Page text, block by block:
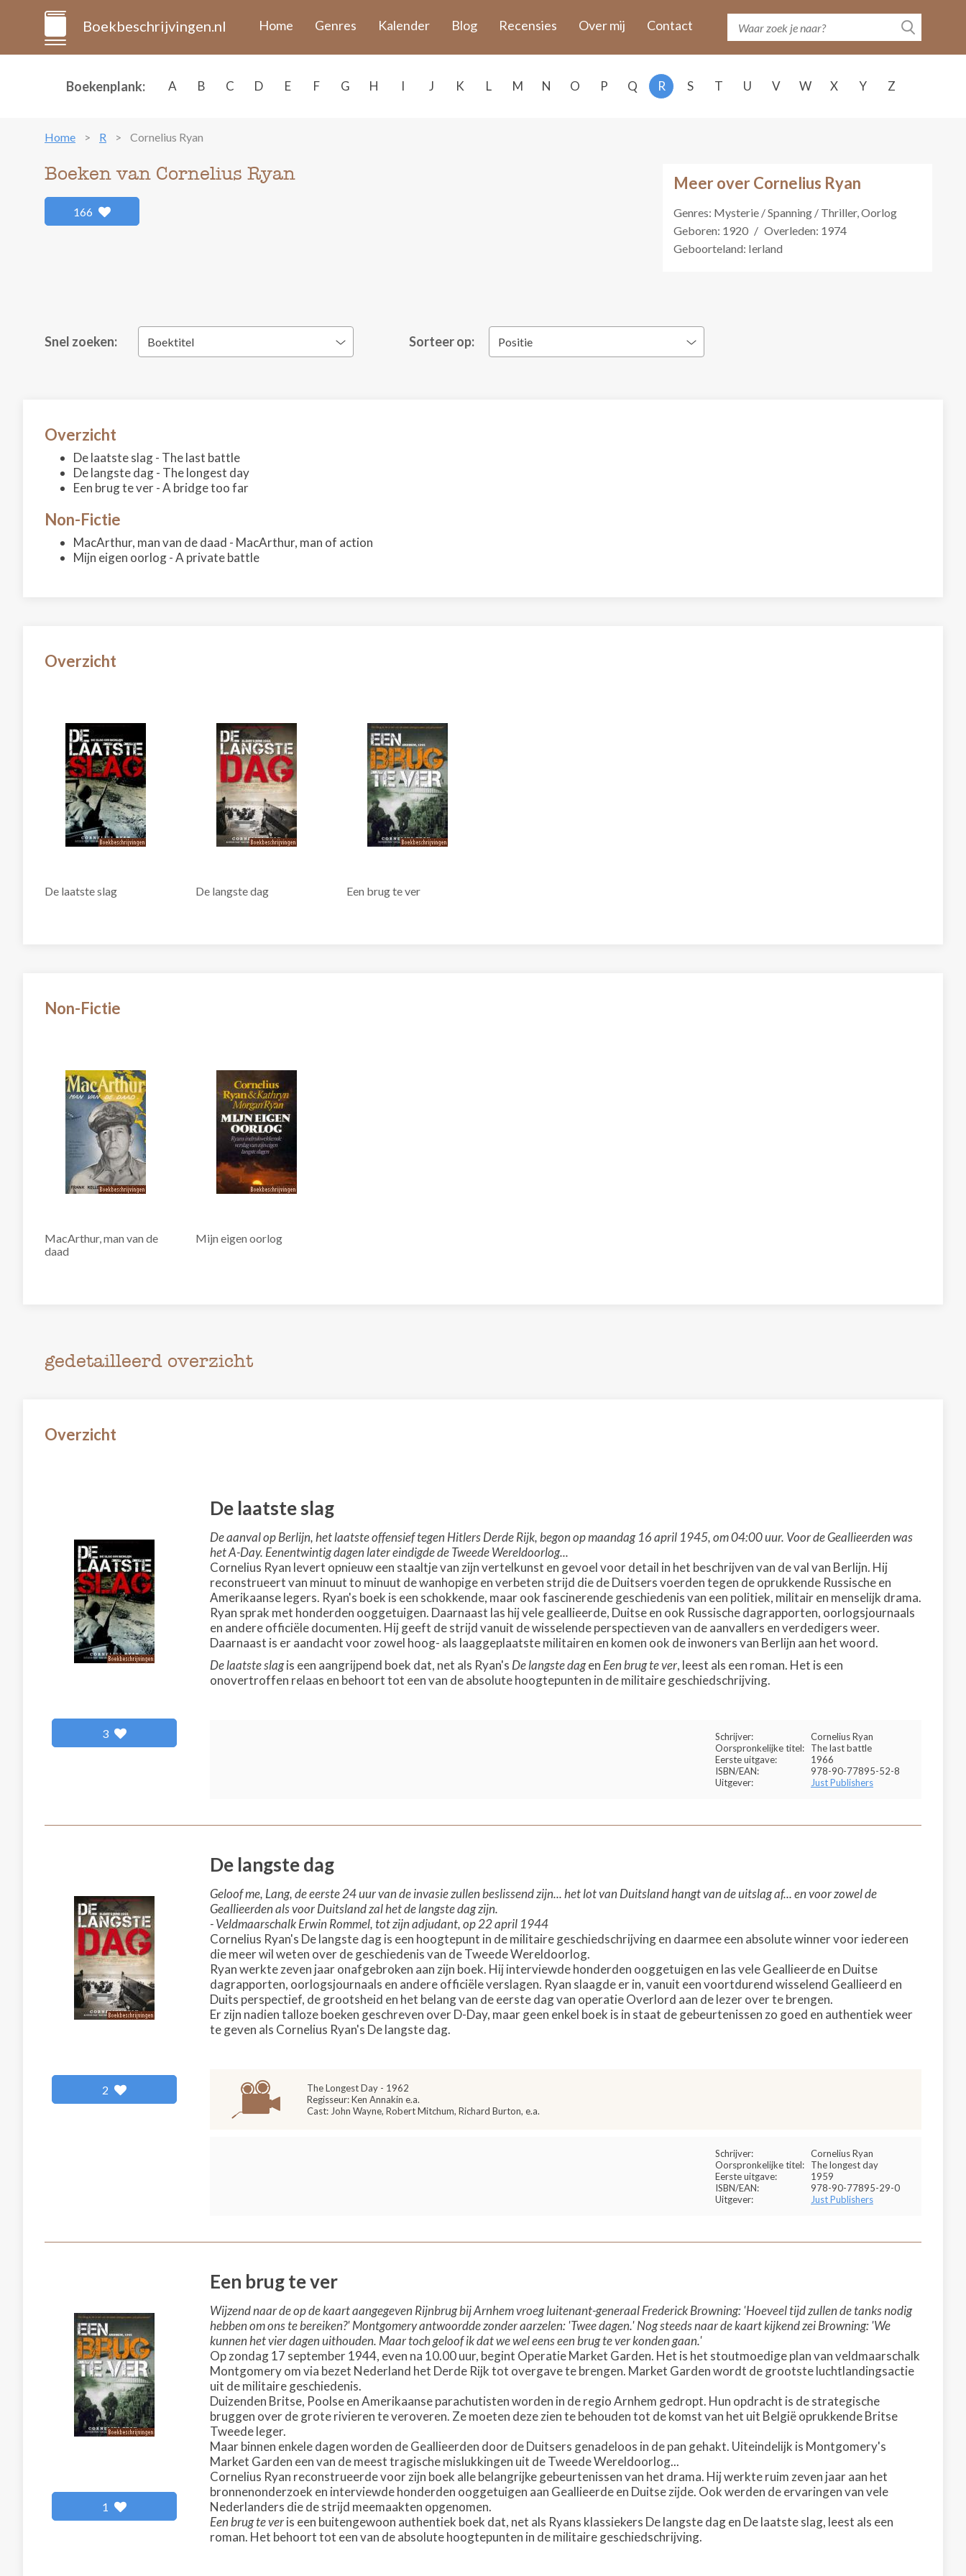
Boekbeschrijvingen.nl Home Genres Kalender Blog Recensies Over mij Contact
Boekenplank: A B C D E F G H I J K L M N O P Q R S T U V W X Y Z
Home R Cornelius Ryan
Meer over Cornelius Ryan
Genres: Mysterie / Spanning / Thriller, Oorlog
Geboren: 1920 / Overleden: 1974
Geboorteland: Ierland
Boeken van Cornelius Ryan
166
Snel zoeken: Boektitel Sorteer op: Positie
Overzicht
De laatste slag - The last battle
De langste dag - The longest day
Een brug te ver - A bridge too far
Non-Fictie
MacArthur, man van de daad - MacArthur, man of action
Mijn eigen oorlog - A private battle
Overzicht
De laatste slag De langste dag Een brug te ver
Non-Fictie
MacArthur, man van de
daad
Mijn eigen oorlog
gedetailleerd overzicht
Overzicht
3
De laatste slag
De aanval op Berlijn, het laatste offensief tegen Hitlers Derde Rijk, begon op maandag 16 april 1945, om 04:00 uur. Voor de Geallieerden was
het A-Day. Eenentwintig dagen later eindigde de Tweede Wereldoorlog...
Cornelius Ryan levert opnieuw een staaltje van zijn vertelkunst en gevoel voor detail in het beschrijven van de val van Berlijn. Hij
reconstrueert van minuut to minuut de wanhopige en verbeten strijd die de Duitsers voerden tegen de oprukkende Russische en
Amerikaanse legers. Ryan's boek is een schokkende, maar ook fascinerende geschiedenis van een politiek, militair en menselijk drama.
Ryan sprak met honderden ooggetuigen. Daarnaast las hij vele geallieerde, Duitse en ook Russische dagrapporten, oorlogsjournaals
en andere officiële documenten. Hij geeft de strijd vanuit de wisselende perspectieven van de aanvallers en verdedigers weer.
Daarnaast is er aandacht voor zowel hoog- als laaggeplaatste militairen en komen ook de inwoners van Berlijn aan het woord.
De laatste slagis een aangrijpend boek dat, net als Ryan's De langste dagen Een brug te ver, leest als een roman. Het is een
onovertroffen relaas en behoort tot een van de absolute hoogtepunten in de militaire geschiedschrijving.
Schrijver:
Cornelius Ryan
Oorspronkelijke titel:
The last battle
Eerste uitgave:
1966
ISBN/EAN:
978-90-77895-52-8
Uitgever:
Just Publishers
2
De langste dag
Geloof me, Lang, de eerste 24 uur van de invasie zullen beslissend zijn... het lot van Duitsland hangt van de uitslag af... en voor zowel de
Geallieerden als voor Duitsland zal het de langste dag zijn.
- Veldmaarschalk Erwin Rommel, tot zijn adjudant, op 22 april 1944
Cornelius Ryan's De langste dag is een hoogtepunt in de militaire geschiedschrijving en daarmee een absolute winner voor iedereen
die meer wil weten over de geschiedenis van de Tweede Wereldoorlog.
Ryan werkte zeven jaar onafgebroken aan zijn boek. Hij interviewde honderden ooggetuigen en las vele Geallieerde en Duitse
dagrapporten, oorlogsjournaals en andere officiële verslagen. Ryan slaagde er in, vanuit een voortdurend wisselend Geallieerd en
Duits perspectief, de grootsheid en het belang van de eerste dag van operatie Overlord aan de lezer over te brengen.
Er zijn nadien talloze boeken geschreven over D-Day, maar geen enkel boek is in staat de gebeurtenissen zo goed en authentiek weer
te geven als Cornelius Ryan's De langste dag.
The Longest Day - 1962
Regisseur: Ken Annakin e.a.
Cast: John Wayne, Robert Mitchum, Richard Burton, e.a.
Schrijver:
Cornelius Ryan
Oorspronkelijke titel:
The longest day
Eerste uitgave:
1959
ISBN/EAN:
978-90-77895-29-0
Uitgever:
Just Publishers
1
Een brug te ver
Wijzend naar de op de kaart aangegeven Rijnbrug bij Arnhem vroeg luitenant-generaal Frederick Browning: 'Hoeveel tijd zullen de tanks nodig
hebben om ons te bereiken?'Montgomery antwoordde zonder aarzelen: 'Twee dagen.'Nog steeds naar de kaart kijkend zei Browning: 'We
kunnen het vier dagen uithouden. Maar toch geloof ik dat we wel eens een brug te ver konden gaan.'
Op zondag 17 september 1944, even na 10.00 uur, begint Operatie Market Garden. Het is het stoutmoedige plan van veldmaarschalk
Montgomery om via bezet Nederland het Derde Rijk tot overgave te brengen. Market Garden wordt de grootste luchtlandingsactie
uit de militaire geschiedenis.
Duizenden Britse, Poolse en Amerikaanse parachutisten worden in de regio Arnhem gedropt. Hun opdracht is de strategische
bruggen over de grote rivieren te veroveren. Ze moeten deze zien te behouden tot de komst van het uit België oprukkende Britse
Tweede leger.
Maar binnen enkele dagen worden de Geallieerden door de Duitsers genadeloos in de pan gehakt. Uiteindelijk is Montgomery's
Market Garden een van de meest tragische mislukkingen uit de Tweede Wereldoorlog...
Cornelius Ryan reconstrueerde voor zijn boek alle belangrijke gebeurtenissen van het drama. Hij werkte ruim zeven jaar aan het
bronnenonderzoek en interviewde honderden ooggetuigen aan Geallieerde en Duitse zijde. Ook werden de ervaringen van vele
Nederlanders die de strijd meemaakten opgenomen.
Een brug te veris een buitengewoon authentiek boek dat, net als Ryans klassiekers De langste dag en De laatste slag, leest als een
roman. Het behoort tot een van de absolute hoogtepunten in de militaire geschiedschrijving.